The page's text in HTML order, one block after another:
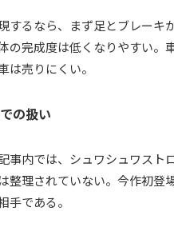
するなら、まず足とブレーキ
の完成度は低くなりやすい。
は売りにくい。
の扱い
事内では、シュワシュワスト
整理されていない。今作初登
手である。